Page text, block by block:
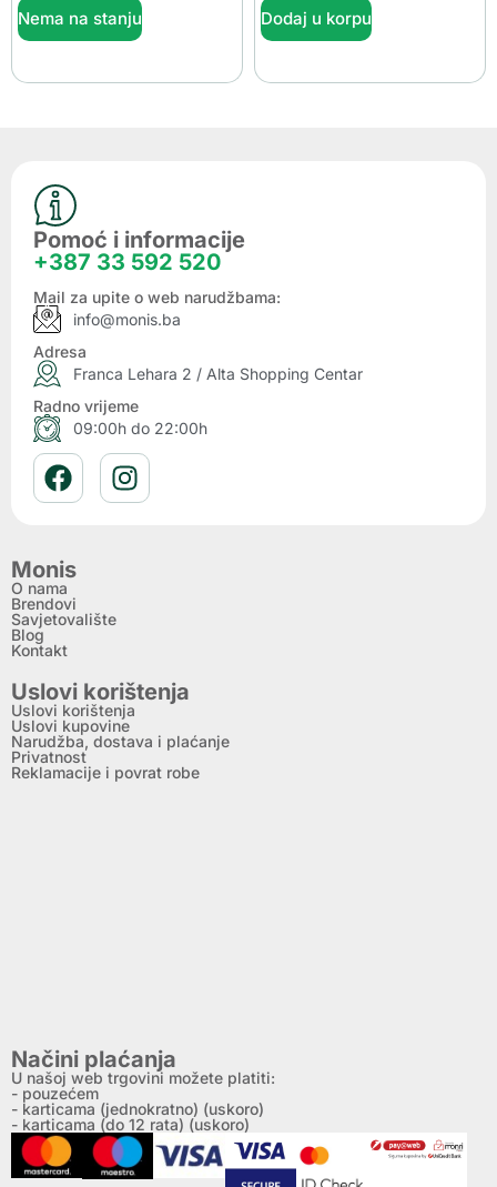
Nema na stanju Dodaj u korpu
Pomoć i informacije
+387 33 592 520
Mail za upite o web narudžbama:
info@monis.ba
Adresa
Franca Lehara 2 / Alta Shopping Centar
Radno vrijeme
09:00h do 22:00h
Monis
O nama
Brendovi
Savjetovalište
Blog
Kontakt
Uslovi korištenja
Uslovi korištenja
Uslovi kupovine
Narudžba, dostava i plaćanje
Privatnost
Reklamacije i povrat robe
Načini plaćanja
U našoj web trgovini možete platiti:
- pouzećem
- karticama (jednokratno) (uskoro)
- karticama (do 12 rata) (uskoro)